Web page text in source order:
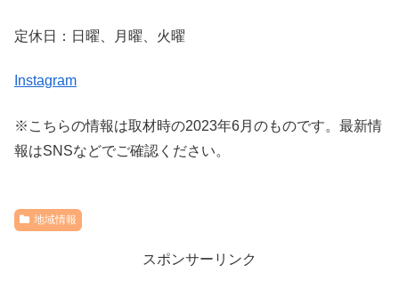
定休日：日曜、月曜、火曜
Instagram
※こちらの情報は取材時の2023年6月のものです。最新情
報はSNSなどでご確認ください。
地域情報
スポンサーリンク